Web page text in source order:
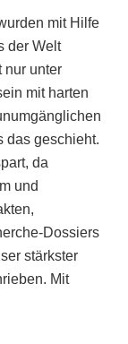
mit Hilfe
der Welt
nur unter
mit harten
das geschieht.
da
und
Dossiers
stärkster
Mit